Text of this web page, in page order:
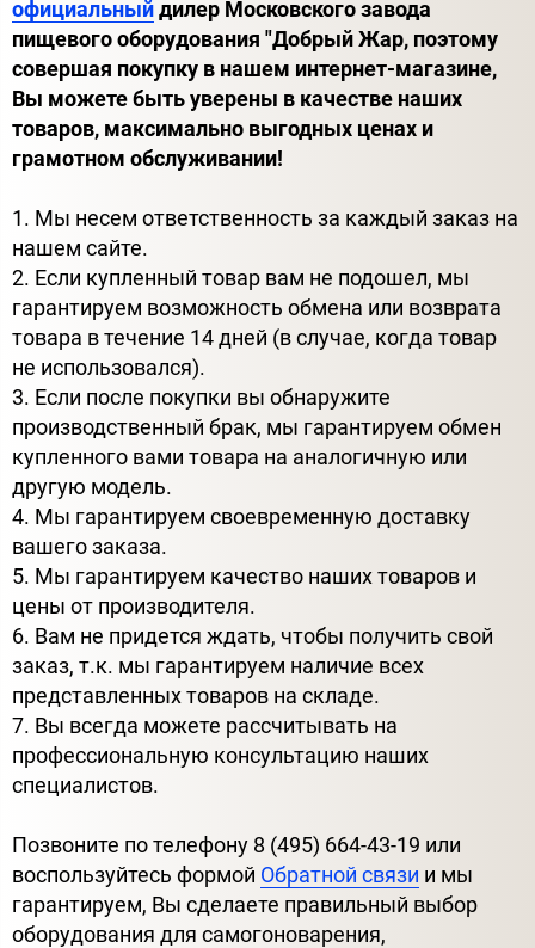
официальныйдилер Московского завода
пищевого оборудования "Добрый Жар, поэтому
совершая покупку в нашем интернет-магазине,
Вы можете быть уверены в качестве наших
товаров, максимально выгодных ценах и
грамотном обслуживании!
1. Мы несем ответственность за каждый заказ на
нашем сайте.
2. Если купленный товар вам не подошел, мы
гарантируем возможность обмена или возврата
товара в течение 14 дней (в случае, когда товар
не использовался).
3. Если после покупки вы обнаружите
производственный брак, мы гарантируем обмен
купленного вами товара на аналогичную или
другую модель.
4. Мы гарантируем своевременную доставку
вашего заказа.
5. Мы гарантируем качество наших товаров и
цены от производителя.
6. Вам не придется ждать, чтобы получить свой
заказ, т.к. мы гарантируем наличие всех
представленных товаров на складе.
7. Вы всегда можете рассчитывать на
профессиональную консультацию наших
специалистов.
Позвоните по телефону 8 (495) 664-43-19 или
воспользуйтесь формой Обратной связи и мы
гарантируем, Вы сделаете правильный выбор
оборудования для самогоноварения,